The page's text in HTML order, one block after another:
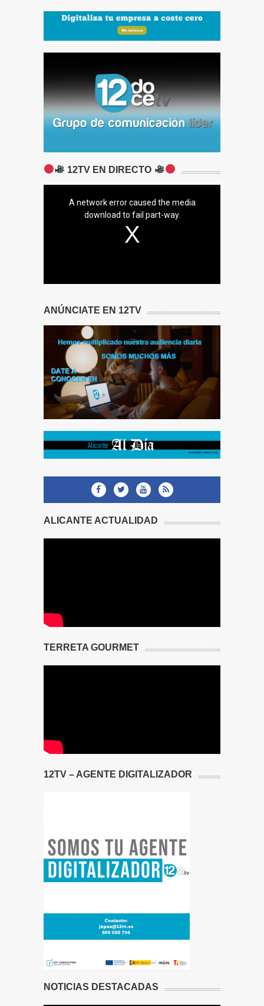
12TV EN DIRECTO
A network error caused the media
download to fail part-way.
ANÚNCIATE EN 12TV
ALICANTE ACTUALIDAD
TERRETA GOURMET
12TV – AGENTE DIGITALIZADOR
NOTICIAS DESTACADAS